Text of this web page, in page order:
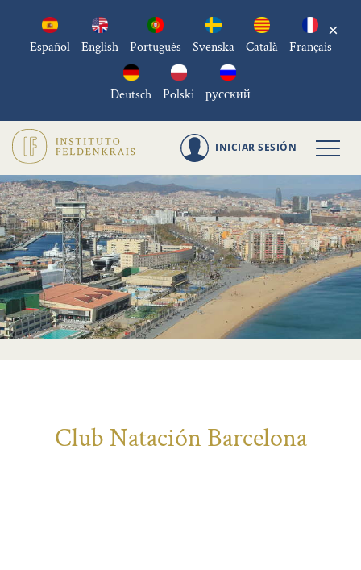
Español English Português Svenska Català Français
Deutsch Polski русский
×
INICIAR SESIÓN
Club Natación Barcelona